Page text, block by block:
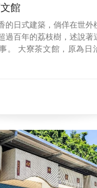
您來到成福，千萬不能
邀請您一起細細品嘗，黃
！
館
的日式建築，倘佯在世外
過百年的荔枝樹，述說著
。 大寮茶文館，原為日
後，三井相關物產由臺灣
也成為台灣農林北區精製
色。 走進其中，空間陳
回憶，日式風格的擺設，
間的錯覺，牆上展示時代
入時光隧道一覽茶產業昔
的木造長凳，輕撫桌上的